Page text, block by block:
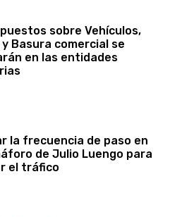
sobre Vehículos,
y Basura comercial se
en las entidades
la frecuencia de paso en
de Julio Luengo para
el tráfico